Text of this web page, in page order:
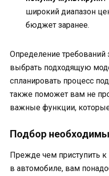
широкий диапазон
бюджет заранее.
Определение
выбрать подходящую
спланировать процесс
также поможет вам не
важные функции,
Подбор
Прежде чем приступить
в автомобиле, вам